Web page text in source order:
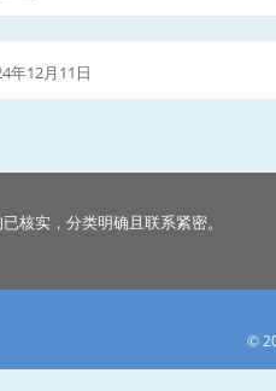
年12月11日
核实，分类明确且联系紧密。
©